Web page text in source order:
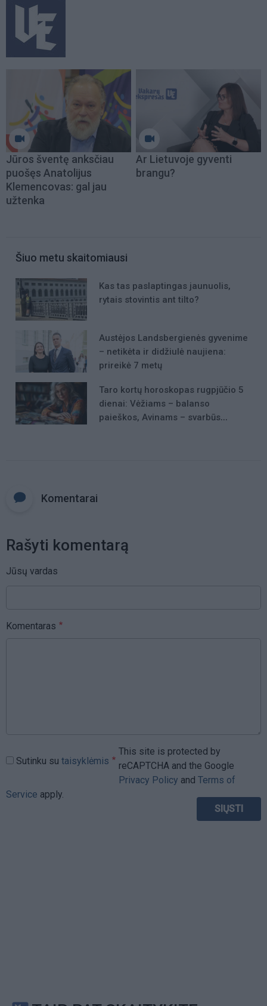
Jūros šventę anksčiau
puošęs Anatolijus
Klemencovas: gal jau
užtenka
Ar Lietuvoje gyventi
brangu?
Šiuo metu skaitomiausi
Kas tas paslaptingas jaunuolis,
rytais stovintis ant tilto?
Austėjos Landsbergienės gyvenime
– netikėta ir didžiulė naujiena:
prireikė 7 metų
Taro kortų horoskopas rugpjūčio 5
dienai: Vėžiams – balanso
paieškos, Avinams – svarbūs
Komentarai
Rašyti komentarą
Jūsų vardas
Komentaras
Sutinku su taisyklėmis
This site is protected by
reCAPTCHA and the Google
Privacy Policy and Terms of
Service apply.